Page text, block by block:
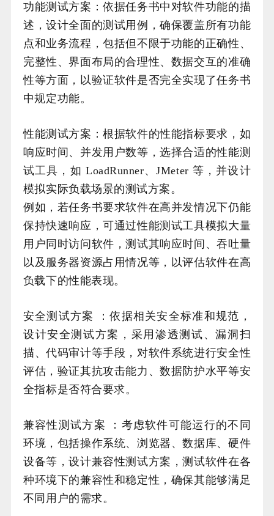
功能测试方案：依据任务书中对软件功能的描
述，设计全面的测试用例，确保覆盖所有功能
点和业务流程，包括但不限于功能的正确性、
完整性、界面布局的合理性、数据交互的准确
性等方面，以验证软件是否完全实现了任务书
中规定功能。
性能测试方案：根据软件的性能指标要求，如
响应时间、并发用户数等，选择合适的性能测
试工具，如 LoadRunner、JMeter 等，并设计
模拟实际负载场景的测试方案。
例如，若任务书要求软件在高并发情况下仍能
保持快速响应，可通过性能测试工具模拟大量
用户同时访问软件，测试其响应时间、吞吐量
以及服务器资源占用情况等，以评估软件在高
负载下的性能表现。
安全测试方案 ：依据相关安全标准和规范，
设计安全测试方案，采用渗透测试、漏洞扫
描、代码审计等手段，对软件系统进行安全性
评估，验证其抗攻击能力、数据防护水平等安
全指标是否符合要求。
兼容性测试方案 ：考虑软件可能运行的不同
环境，包括操作系统、浏览器、数据库、硬件
设备等，设计兼容性测试方案，测试软件在各
种环境下的兼容性和稳定性，确保其能够满足
不同用户的需求。